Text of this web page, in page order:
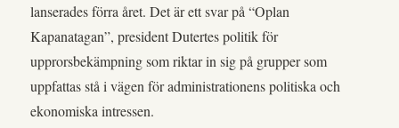
lanserades förra året. Det är ett svar på “Oplan
Kapanatagan”, president Dutertes politik för
upprorsbekämpning som riktar in sig på grupper som
uppfattas stå i vägen för administrationens politiska och
ekonomiska intressen.